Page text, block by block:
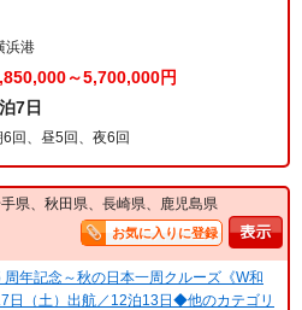
浜港
～5,700,000円
7日
6回、昼5回、夜6回
県、秋田県、長崎県、鹿児島県
お気に入りに登録
周年記念～秋の日本一周クルーズ《W和
日（土）出航／12泊13日◆他のカテゴリ